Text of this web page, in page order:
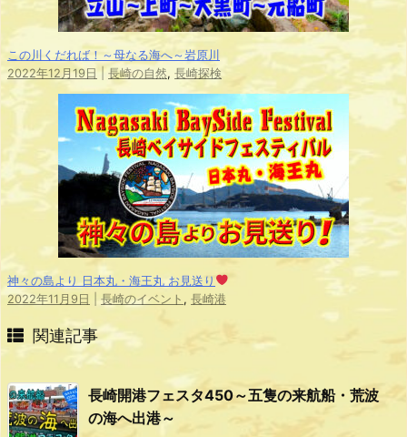
この川くだれば！～母なる海へ～岩原川
2022年12月19日 | 長崎の自然, 長崎探検
神々の島より 日本丸・海王丸 お見送り
2022年11月9日 長崎のイベント , 長崎港
関連記事
長崎開港フェスタ450～五隻の来航船・荒波
の海へ出港～